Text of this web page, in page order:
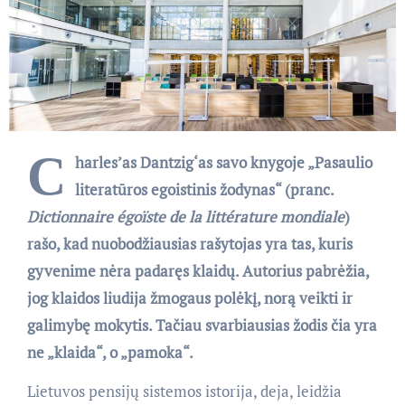
C
harles’as Dantzig‘as savo knygoje „Pasaulio
literatūros egoistinis žodynas“ (pranc.
Dictionnaire égoïste de la littérature mondiale)
rašo, kad nuobodžiausias rašytojas yra tas, kuris
gyvenime nėra padaręs klaidų. Autorius pabrėžia,
jog klaidos liudija žmogaus polėkį, norą veikti ir
galimybę mokytis. Tačiau svarbiausias žodis čia yra
ne „klaida“, o „pamoka“.
Lietuvos pensijų sistemos istorija, deja, leidžia